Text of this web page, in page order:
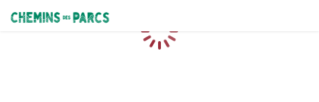
Chemins des Parcs
Loading